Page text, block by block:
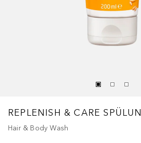
REPLENISH & CARE
Hair & Body Wash